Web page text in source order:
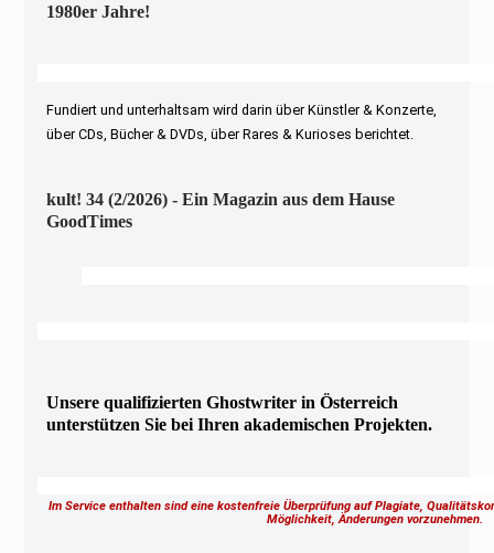
1980er Jahre!
Fundiert und unterhaltsam wird darin über Künstler & Konzerte,
über CDs, Bücher & DVDs, über Rares & Kurioses berichtet.
kult! 34 (2/2026) - Ein Magazin aus dem Hause
GoodTimes
Unsere qualifizierten Ghostwriter in Österreich
unterstützen Sie bei Ihren akademischen Projekten.
Im Service enthalten sind eine kostenfreie Überprüfung auf Plagiate,
Möglichkeit, Änderungen vorzunehmen.